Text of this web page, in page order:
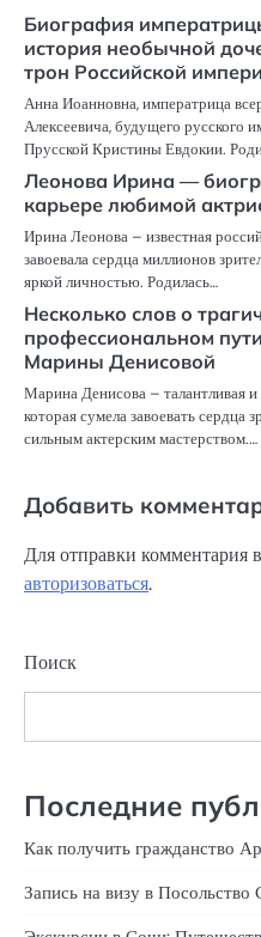
Биография
история необычной
трон Российской
Анна Иоанновна, императрица
Алексеевича, будущего русского
Прусской Кристины Евдокии.
Леонова Ирина —
карьере любимой
Ирина Леонова – известная
завоевала сердца миллионов
яркой личностью. Родилась…
Несколько слов о
профессиональном
Марины Денисовой
Марина Денисова – талантливая и
которая сумела завоевать сердца
сильным актерским мастерством.…
Добавить
Для отправки комментария
авторизоваться.
Поиск
Последние
Как получить гражданство
Запись на визу в